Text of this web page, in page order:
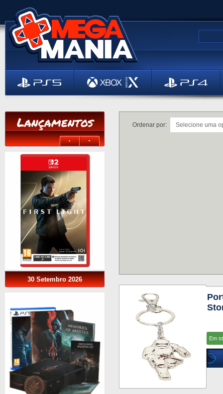
Lançamentos
30 Setembro 2026
Ordenar por:
Em